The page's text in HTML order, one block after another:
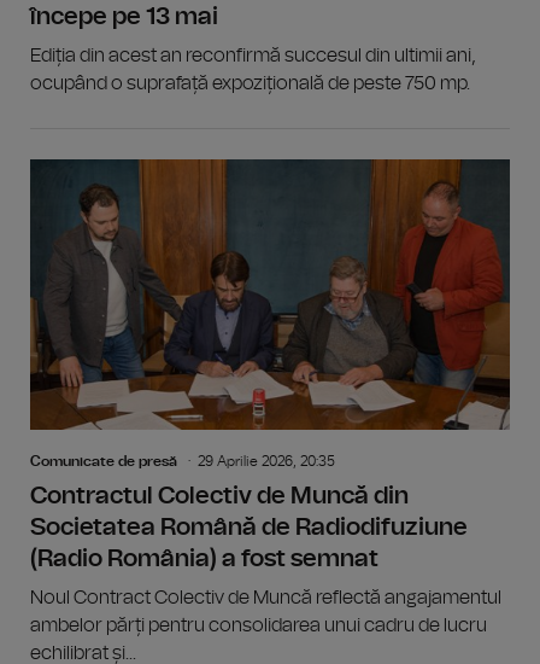
începe pe 13 mai
Ediția din acest an reconfirmă succesul din ultimii ani,
ocupând o suprafață expozițională de peste 750 mp.
Comunicate de presă 29 Aprilie 2026, 20:35
Contractul Colectiv de Muncă din
Societatea Română de Radiodifuziune
(Radio România) a fost semnat
Noul Contract Colectiv de Muncă reflectă angajamentul
ambelor părți pentru consolidarea unui cadru de lucru
echilibrat și...